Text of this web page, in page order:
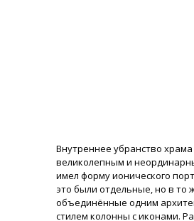
Внутреннее убранство
великолепным и
имел форму ионического
это были отдельные, но в то
объединённые одним
стилем колонны с иконами.